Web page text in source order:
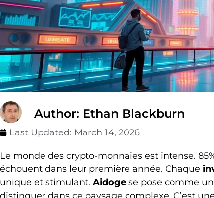
Author: Ethan Blackburn
Last Updated: March 14, 2026
Le monde des crypto-monnaies est intense.
échouent dans leur première année. Chaque
unique et stimulant. Aidoge se pose comme
distinguer dans ce paysage complexe. C’est